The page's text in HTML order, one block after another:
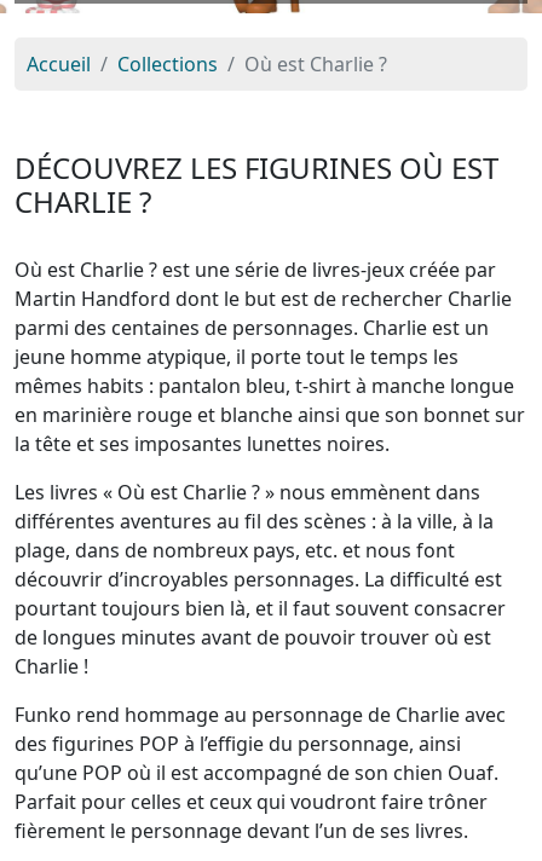
Accueil Collections Où est Charlie ?
DÉCOUVREZ LES FIGURINES OÙ EST
CHARLIE ?
Où est Charlie ? est une série de livres-jeux créée par
Martin Handford dont le but est de rechercher Charlie
parmi des centaines de personnages. Charlie est un
jeune homme atypique, il porte tout le temps les
mêmes habits : pantalon bleu, t-shirt à manche longue
en marinière rouge et blanche ainsi que son bonnet sur
la tête et ses imposantes lunettes noires.
Les livres « Où est Charlie ? » nous emmènent dans
différentes aventures au fil des scènes : à la ville, à la
plage, dans de nombreux pays, etc. et nous font
découvrir d’incroyables personnages. La difficulté est
pourtant toujours bien là, et il faut souvent consacrer
de longues minutes avant de pouvoir trouver où est
Charlie !
Funko rend hommage au personnage de Charlie avec
des figurines POP à l’effigie du personnage, ainsi
qu’une POP où il est accompagné de son chien Ouaf.
Parfait pour celles et ceux qui voudront faire trôner
fièrement le personnage devant l’un de ses livres.